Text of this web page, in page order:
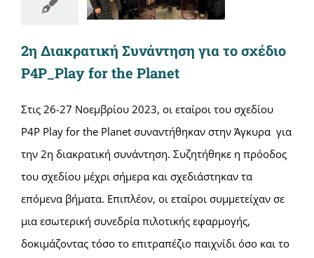
2η Διακρατική Συνάντηση για το σχέδιο
P4P_Play for the Planet
Στις 26-27 Νοεμβρίου 2023, οι εταίροι του σχεδίου
P4P Play for the Planet συναντήθηκαν στην Άγκυρα για
την 2η διακρατική συνάντηση. Συζητήθηκε η πρόοδος
του σχεδίου μέχρι σήμερα και σχεδιάστηκαν τα
επόμενα βήματα. Επιπλέον, οι εταίροι συμμετείχαν σε
μια εσωτερική συνεδρία πιλοτικής εφαρμογής,
δοκιμάζοντας τόσο το επιτραπέζιο παιχνίδι όσο και το